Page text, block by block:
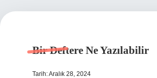
Bir Deftere Ne Yazılabilir
Tarih: Aralık 28, 2024